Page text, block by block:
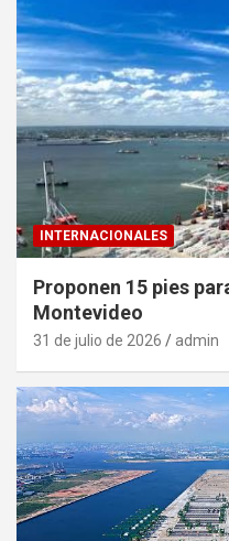
INTERNACIONALES
Proponen 15 pies
Montevideo
31 de julio de 2026 admin